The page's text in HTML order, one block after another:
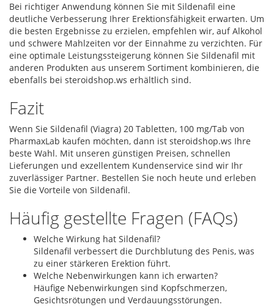
Bei richtiger Anwendung können Sie mit Sildenafil eine
deutliche Verbesserung Ihrer Erektionsfähigkeit erwarten. Um
die besten Ergebnisse zu erzielen, empfehlen wir, auf Alkohol
und schwere Mahlzeiten vor der Einnahme zu verzichten. Für
eine optimale Leistungssteigerung können Sie Sildenafil mit
anderen Produkten aus unserem Sortiment kombinieren, die
ebenfalls bei steroidshop.ws erhältlich sind.
Fazit
Wenn Sie Sildenafil (Viagra) 20 Tabletten, 100 mg/Tab von
PharmaxLab kaufen möchten, dann ist steroidshop.ws Ihre
beste Wahl. Mit unseren günstigen Preisen, schnellen
Lieferungen und exzellentem Kundenservice sind wir Ihr
zuverlässiger Partner. Bestellen Sie noch heute und erleben
Sie die Vorteile von Sildenafil.
Häufig gestellte Fragen (FAQs)
Welche Wirkung hat Sildenafil?
Sildenafil verbessert die Durchblutung des Penis, was
zu einer stärkeren Erektion führt.
Welche Nebenwirkungen kann ich erwarten?
Häufige Nebenwirkungen sind Kopfschmerzen,
Gesichtsrötungen und Verdauungsstörungen.